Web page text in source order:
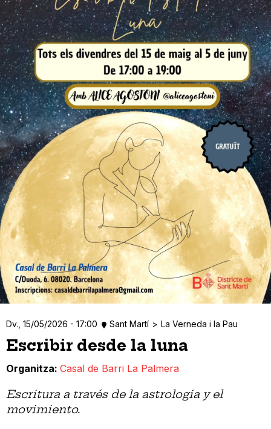
Dv., 15/05/2026 - 17:00 Sant Martí La Verneda i la Pau
Escribir desde la luna
Organitza Casal de Barri La Palmera
Escritura a través de la astrología y el
movimiento.